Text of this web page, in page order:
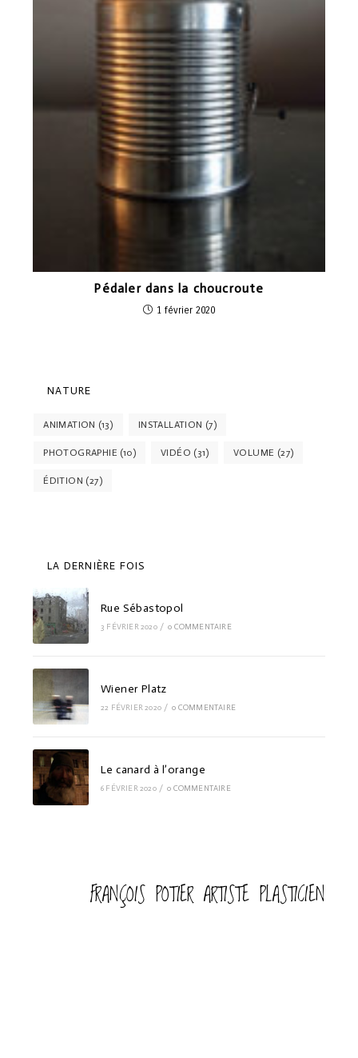
Pédaler dans la choucroute
1 février 2020
NATURE
ANIMATION (13) INSTALLATION (7)
PHOTOGRAPHIE (10) VIDÉO (31) VOLUME (27)
ÉDITION (27)
LA DERNIÈRE FOIS
Rue Sébastopol
3 FÉVRIER 2020 / 0 COMMENTAIRE
Wiener Platz
22 FÉVRIER 2020 / 0 COMMENTAIRE
Le canard à l’orange
6 FÉVRIER 2020 / 0 COMMENTAIRE
FRANÇOIS POTIER ARTISTE PLASTICIEN